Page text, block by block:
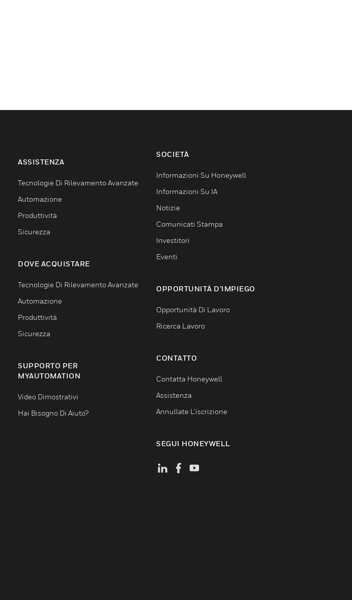
ASSISTENZA
Tecnologie Di Rilevamento Avanzate
Automazione
Produttività
Sicurezza
DOVE ACQUISTARE
Tecnologie Di Rilevamento Avanzate
Automazione
Produttività
Sicurezza
SUPPORTO PER
MYAUTOMATION
Video Dimostrativi
Hai Bisogno Di Aiuto?
SOCIETÀ
Informazioni Su Honeywell
Informazioni Su IA
Notizie
Comunicati Stampa
Investitori
Eventi
OPPORTUNITÀ D’IMPIEGO
Opportunità Di Lavoro
Ricerca Lavoro
CONTATTO
Contatta Honeywell
Assistenza
Annullate L’iscrizione
SEGUI HONEYWELL